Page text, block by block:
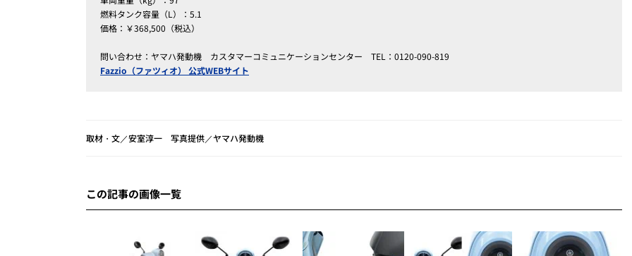
燃料タンク容量（L）：5.1
価格：￥368,500（税込）
問い合わせ：ヤマハ発動機 カスタマーコミュニケーションセンター TEL：0120-090-819
Fazzio（ファツィオ） 公式WEBサイト
取材・文／安室淳一 写真提供／ヤマハ発動機
この記事の画像一覧